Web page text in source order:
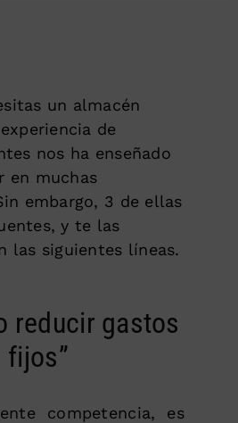
un almacén
de
nos ha enseñado
en muchas
embargo, 3 de ellas
y te las
las siguientes líneas.
reducir gastos
fijos”
competencia, es